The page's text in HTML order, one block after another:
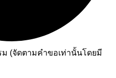
ม (จัดตามคำขอเท่านั้นโดยมี